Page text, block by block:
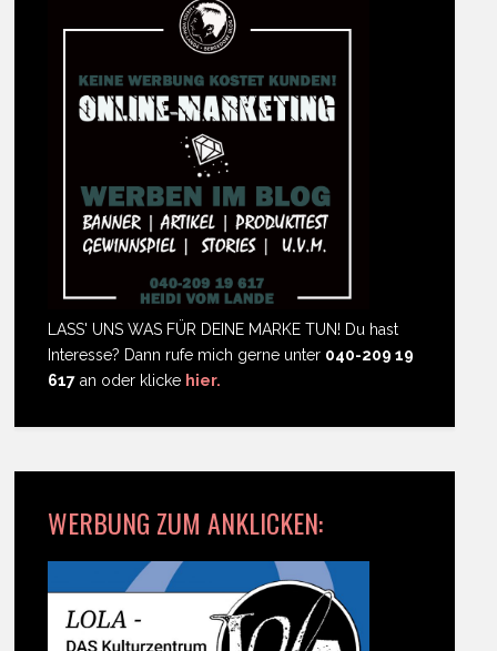
LASS' UNS WAS FÜR DEINE MARKE TUN! Du hast
Interesse? Dann rufe mich gerne unter 040-209 19
617 an oder klicke hier.
WERBUNG ZUM ANKLICKEN: